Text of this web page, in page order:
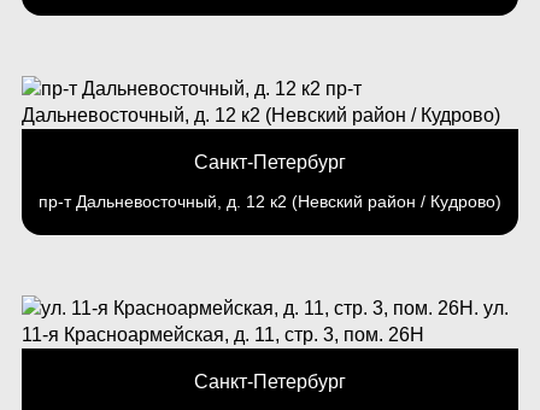
Санкт-Петербург
пр-т Дальневосточный, д. 12 к2 (Невский район / Кудрово)
Санкт-Петербург